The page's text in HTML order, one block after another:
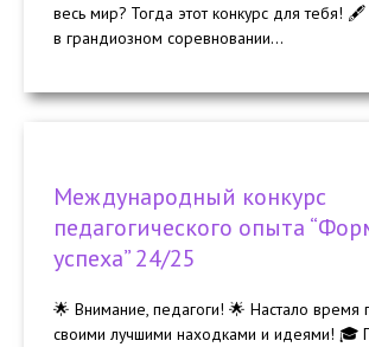
весь мир? Тогда этот конкурс для тебя!
в грандиозном соревновании...
Международный конкурс
педагогического опыта
успеха” 24/25
🌟 Внимание, педагоги! 🌟 Настало время
своими лучшими находками и идеями! 🎓